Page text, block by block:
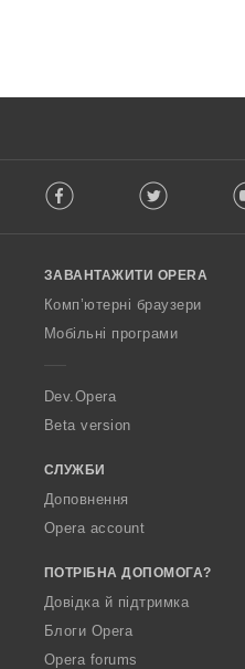
o
w
O
p
a
Facebook Twitter
ЗАВАНТАЖИТИ OPERA
Комп’ютерні браузери
Мобільні програми
Dev.Opera
Beta version
СЛУЖБИ
Доповнення
Opera account
ПОТРІБНА ДОПОМОГА?
Довідка й підтримка
Блоги Opera
Opera forums